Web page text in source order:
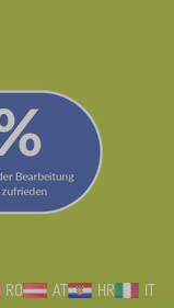
RO AT HR
IT